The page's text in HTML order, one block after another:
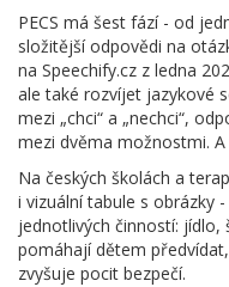
PECS má šest fází - od
složitější odpovědi na
na Speechify.cz z ledna
ale také rozvíjet jazykové
mezi „chci“ a „nechci“,
mezi dvěma možnostmi.
Na českých školách a
i vizuální tabule s obrázky
jednotlivých činností: jídlo,
pomáhají dětem
zvyšuje pocit bezpečí.